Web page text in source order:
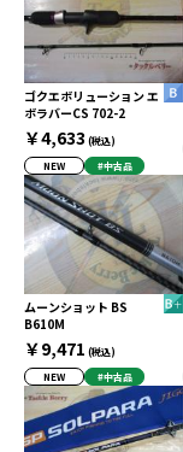
ゴクエボリューション エ
ボラバーCS 702-2
￥4,633 (税込)
NEW
#中古品
ムーンショット BS
B610M
￥9,471 (税込)
NEW
#中古品